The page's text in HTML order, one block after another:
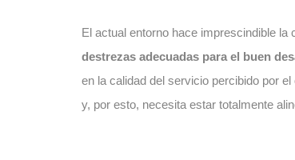
El actual entorno hace imprescindible
destrezas adecuadas para el buen
en la calidad del servicio percibido por
y, por esto, necesita estar totalmente